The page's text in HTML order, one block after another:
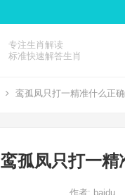
专注生肖解读
标准快速解答生肖
鸾孤凤只打一精准什么正
鸾孤凤只打一精
作者: baidu